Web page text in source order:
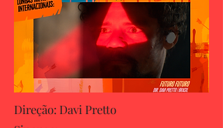
Direção: Davi Pretto